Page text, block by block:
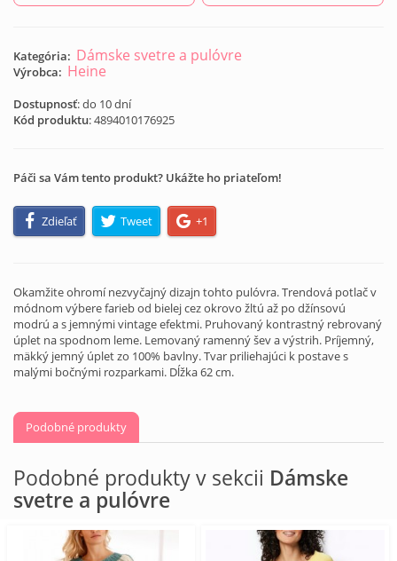
Kategória: Dámske svetre a pulóvre
Výrobca: Heine
Dostupnosť: do 10 dní
Kód produktu:4894010176925
Páči sa Vám tento produkt? Ukážte ho priateľom!
Zdieľať Tweet +1
Okamžite ohromí nezvyčajný dizajn tohto pulóvra. Trendová potlač v
módnom výbere farieb od bielej cez okrovo žltú až po džínsovú
modrú a s jemnými vintage efektmi. Pruhovaný kontrastný rebrovaný
úplet na spodnom leme. Lemovaný ramenný šev a výstrih. Príjemný,
mäkký jemný úplet zo 100% bavlny. Tvar priliehajúci k postave s
malými bočnými rozparkami. Dĺžka 62 cm.
Podobné produkty
Podobné produkty v sekcii Dámske
svetre a pulóvre